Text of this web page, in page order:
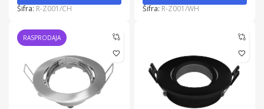
Šifra: R-Z001/CH Šifra: R-Z001/WH
RASPRODAJA